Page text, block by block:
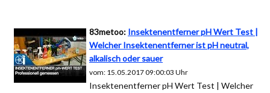
83metoo: Insektenentferner pH Wert Test |
Welcher Insektenentferner ist pH neutral,
alkalisch oder sauer
vom: 15.05.2017 09:00:03 Uhr
Insektenentferner pH Wert Test | Welcher